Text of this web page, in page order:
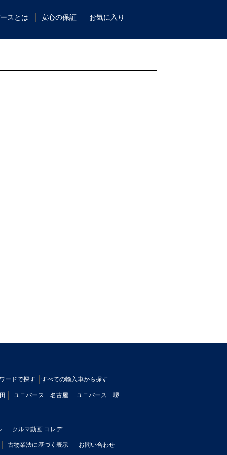
スとは 安心の保証 お気に入り
ードで探す すべての輸入車から探す
ユニバース 名古屋 ユニバース 堺
クルマ動画 コレデ
古物業法に基づく表示 お問い合わせ